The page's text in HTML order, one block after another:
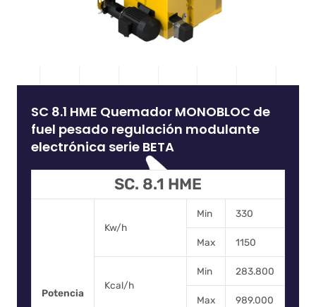
SC 8.1 HME Quemador MONOBLOC de
fuel pesado regulación modulante
electrónica serie BETA
SC. 8.1 HME
Potencia
Kw/h
Min 330
Max 1150
Kcal/h
Min 283.800
Max 989.000